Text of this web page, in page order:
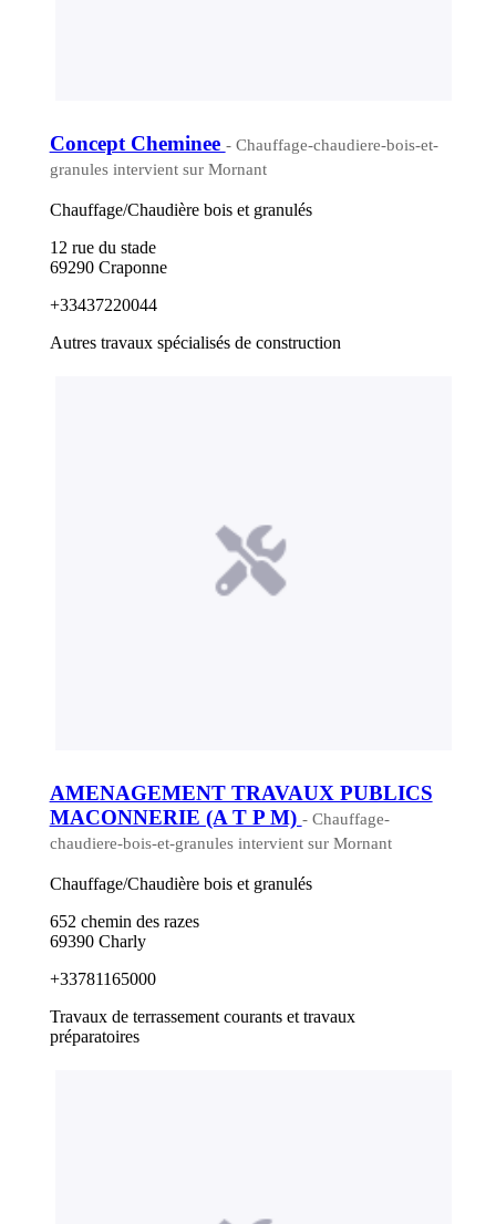
Concept Cheminee - Chauffage-chaudiere-bois-et-
granules intervient sur Mornant
Chauffage/Chaudière bois et granulés
12 rue du stade
69290 Craponne
+33437220044
Autres travaux spécialisés de construction
AMENAGEMENT TRAVAUX PUBLICS
MACONNERIE (A T P M) - Chauffage-
chaudiere-bois-et-granules intervient sur Mornant
Chauffage/Chaudière bois et granulés
652 chemin des razes
69390 Charly
+33781165000
Travaux de terrassement courants et travaux
préparatoires